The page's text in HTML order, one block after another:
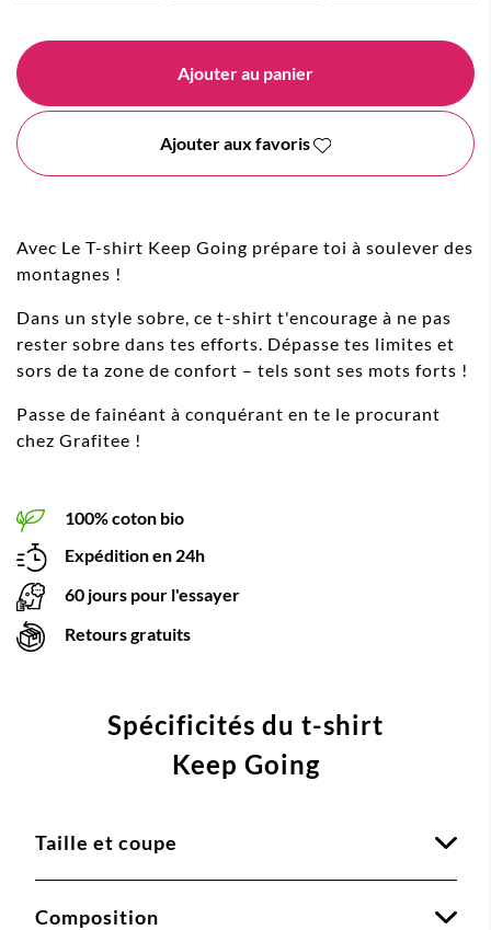
Ajouter au panier
Ajouter aux favoris
Avec Le T-shirt Keep Going prépare toi à soulever des
montagnes !
Dans un style sobre, ce t-shirt t'encourage à ne pas
rester sobre dans tes efforts. Dépasse tes limites et
sors de ta zone de confort – tels sont ses mots forts !
Passe de fainéant à conquérant en te le procurant
chez Grafitee !
100% coton bio
Expédition en 24h
60 jours pour l'essayer
Retours gratuits
Spécificités du t-shirt
Keep Going
Taille et coupe
Composition